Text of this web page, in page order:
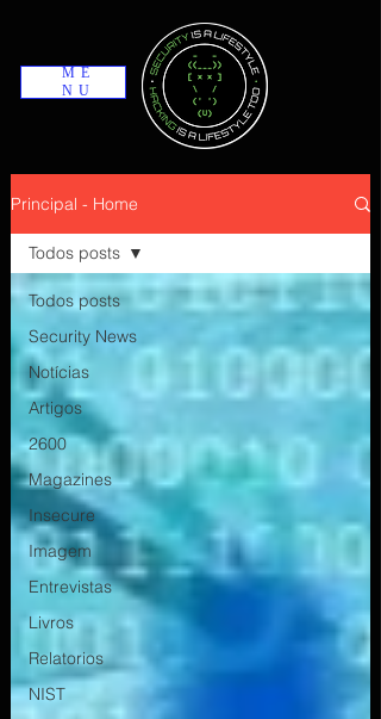
ME
NU
Principal - Home
Todos posts
Security News
Notícias
Artigos
2600
Magazines
Insecure
Imagem
Entrevistas
Livros
Relatorios
NIST
Todos posts